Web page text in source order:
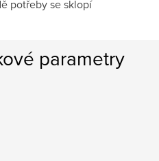
potřeby se sklopí
parametry